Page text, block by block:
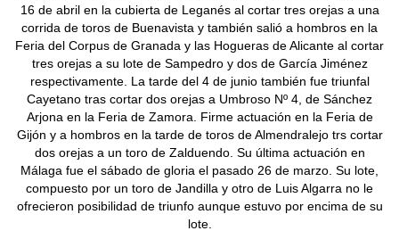
16 de abril en la cubierta de Leganés al cortar tres orejas a una
corrida de toros de Buenavista y también salió a hombros en la
Feria del Corpus de Granada y las Hogueras de Alicante al cortar
tres orejas a su lote de Sampedro y dos de García Jiménez
respectivamente. La tarde del 4 de junio también fue triunfal
Cayetano tras cortar dos orejas a Umbroso Nº 4, de Sánchez
Arjona en la Feria de Zamora. Firme actuación en la Feria de
Gijón y a hombros en la tarde de toros de Almendralejo trs cortar
dos orejas a un toro de Zalduendo. Su última actuación en
Málaga fue el sábado de gloria el pasado 26 de marzo. Su lote,
compuesto por un toro de Jandilla y otro de Luis Algarra no le
ofrecieron posibilidad de triunfo aunque estuvo por encima de su
lote.